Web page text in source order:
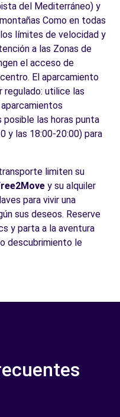
del Mediterráneo) y
Como en todas
límites de velocidad y
a las Zonas de
el acceso de
El aparcamiento
utilice las
posible las horas punta
y las 18:00-20:00) para
limiten su
y su alquiler
para vivir una
sus deseos. Reserve
y parta a la aventura
descubrimiento le